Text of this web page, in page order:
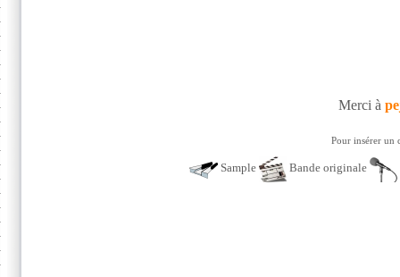
Merci à
Pour insérer un
Sample Bande originale